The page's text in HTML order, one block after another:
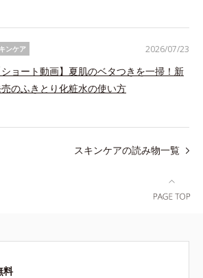
ンケア
ショート動画】夏肌のベタつきを一掃！新
のふきとり化粧水の使い方
2026/07/23
スキンケアの読み物一覧
料